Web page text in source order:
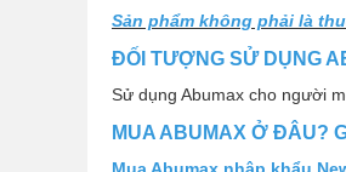
Sản phẩm không phải là
ĐỐI TƯỢNG SỬ DỤNG
Sử dụng Abumax cho người
MUA ABUMAX Ở ĐÂU?